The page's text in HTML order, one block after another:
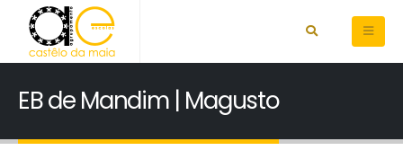
EB de Mandim | Magusto